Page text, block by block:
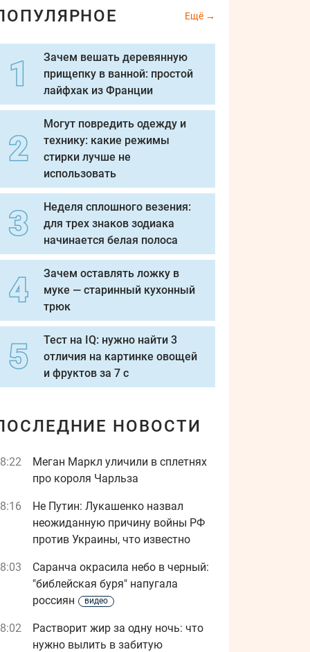
Ещё
Зачем вешать деревянную
прищепку в ванной: простой
лайфхак из Франции
Могут повредить одежду и
технику: какие режимы
стирки лучше не
использовать
Неделя сплошного везения:
для трех знаков зодиака
начинается белая полоса
Зачем оставлять ложку в
муке — старинный кухонный
трюк
Тест на IQ: нужно найти 3
отличия на картинке овощей
и фруктов за 7 с
НОВОСТИ
Меган Маркл уличили в сплетнях
про короля Чарльза
Не Путин: Лукашенко назвал
неожиданную причину войны РФ
против Украины, что известно
Саранча окрасила небо в черный:
"библейская буря" напугала
россиян
видео
Растворит жир за одну ночь: что
нужно вылить в забитую